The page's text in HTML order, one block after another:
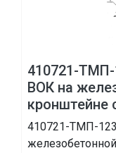
410721-ТМП-
ВОК на
кронштейне
410721-ТМП-